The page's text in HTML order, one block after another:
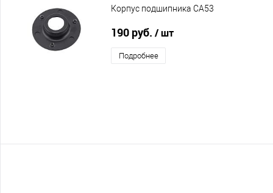
Корпус подшипника CA53
190 руб. / шт
Подробнее